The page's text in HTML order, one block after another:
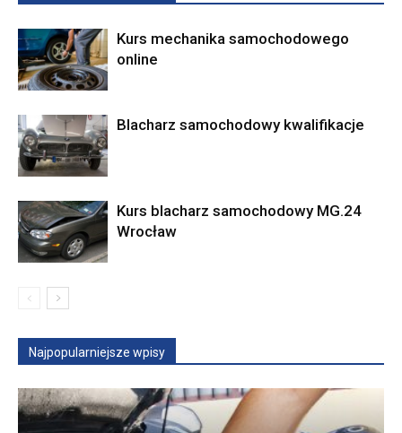
Kurs mechanika samochodowego
online
Blacharz samochodowy kwalifikacje
Kurs blacharz samochodowy MG.24
Wrocław
Najpopularniejsze wpisy